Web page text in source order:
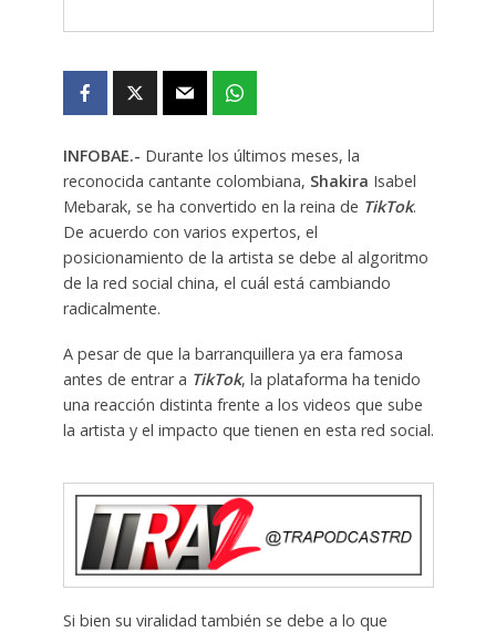
INFOBAE.- Durante los últimos meses, la
reconocida cantante colombiana, Shakira Isabel
Mebarak, se ha convertido en la reina de TikTok.
De acuerdo con varios expertos, el
posicionamiento de la artista se debe al algoritmo
de la red social china, el cuál está cambiando
radicalmente.
A pesar de que la barranquillera ya era famosa
antes de entrar a TikTok, la plataforma ha tenido
una reacción distinta frente a los videos que sube
la artista y el impacto que tienen en esta red social.
Si bien su viralidad también se debe a lo que